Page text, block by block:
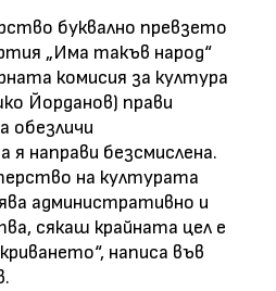
буквално превзето
„Има такъв народ“
комисия за култура
Йорданов) прави
обезличи
направи безсмислена.
на културата
административно и
сякаш крайната цел е
написа във